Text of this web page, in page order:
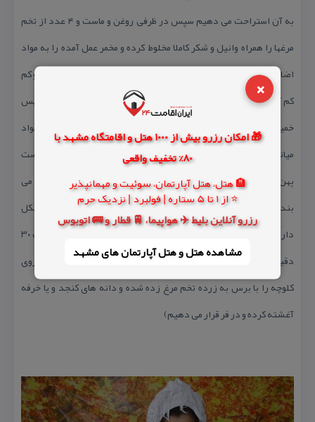
×
🎁 امکان رزرو بیش از 1000 هتل و اقامتگاه مشهد با
80% تخفیف واقعی
🏨 هتل، هتل آپارتمان، سوئیت و مهمانپذیر
⭐ از 1 تا 5 ستاره | فولبرد | نزدیک حرم
رزرو آنلاین بلیط ✈️ هواپیما، 🚆 قطار و 🚌 اتوبوس
مشاهده هتل و هتل‌ آپارتمان های مشهد
به آن استراحت می دهیم سپس در ظرفی روغن و ماست و ۴ عدد از تخم
مرغها را همراه وانیل و شكر كاملا مخلوط كرده و مخمر عمل آمده را به مواد
اضافه كرده وسپس بكینگ پودر را همراه نمك به آرد اضافه می كنیم و كم
كم آن را به مواد اضافه می كنیم تا خمیر صاف و یكدستی بدست آید سپس
خمیر را به مدت ۲ ساعت استراحت می دهیم . در ظرف دیگری تمام مواد
میانی كلوچه را مخلوط كرده و از خمیر مقداری بر داشته وآن را در دست
پهن كرده و از مواد درون آن قرار داده و اطراف خمیر را همانند بقچه می
بندیم و آن را با وردنه پهن می كنیم (خیلی نازك) و روی آن را با مهر شكل
دار می كنیم و در فر كه كف آن ظرف آب – جوش قرار داده ایم به مدت ۳۰
دقیقه در دمای ۱۸۰ سانتی گراد قرار می دهیم (لازم به ذكر است روی
كلوچه را با برس به زرده تخم مرغ زده شده و دانه های كنجد و یا خرفه
آغشته كرده و در فر قرار می دهیم)